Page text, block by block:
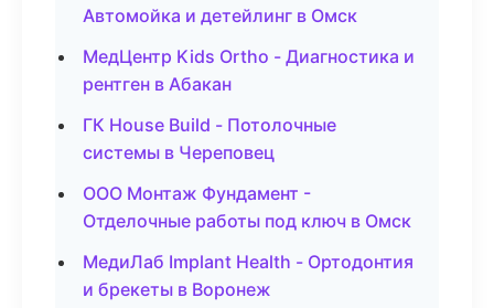
Автомойка и детейлинг в Омск
МедЦентр Kids Ortho - Диагностика и
рентген в Абакан
ГК House Build - Потолочные
системы в Череповец
ООО Монтаж Фундамент -
Отделочные работы под ключ в Омск
МедиЛаб Implant Health - Ортодонтия
и брекеты в Воронеж